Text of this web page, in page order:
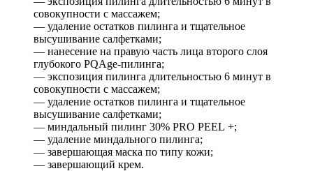
совокупности с массажем;
— удаление остатков пилинга и тщательное
высушивание салфетками;
— нанесение на правую часть лица второго слоя
глубокого PQAge-пилинга;
— экспозиция пилинга длительностью 6 минут в
совокупности с массажем;
— удаление остатков пилинга и тщательное
высушивание салфетками;
— миндальный пилинг 30% PRO PEEL +;
— удаление миндального пилинга;
— завершающая маска по типу кожи;
— завершающий крем.